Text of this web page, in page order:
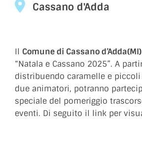
Cassano d'Adda
Il Comune di Cassano d’Adda(MI)
“Natala e Cassano 2025”. A
distribuendo caramelle e
due animatori, potranno
speciale del pomeriggio
eventi. Di seguito il link per